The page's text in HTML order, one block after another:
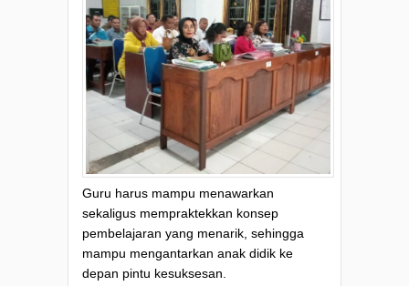
Guru harus mampu menawarkan
sekaligus mempraktekkan konsep
pembelajaran yang menarik, sehingga
mampu mengantarkan anak didik ke
depan pintu kesuksesan.